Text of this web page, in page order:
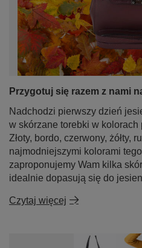
Przygotuj się razem z nami
Nadchodzi pierwszy dzień
w skórzane torebki w kolorach
Złoty, bordo, czerwony, żółty,
najmodniejszymi kolorami
zaproponujemy Wam kilka
idealnie dopasują się do
Czytaj więcej